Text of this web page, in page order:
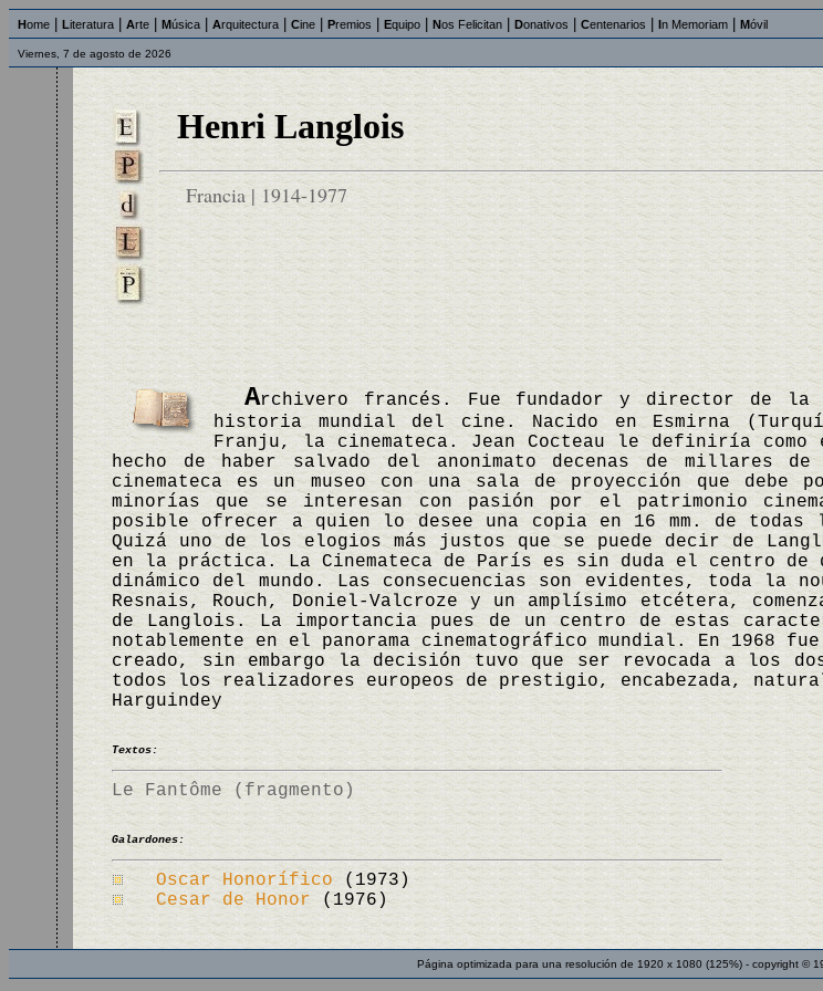
Home Literatura Arte Música Arquitectura Cine Premios Equipo Nos Felicitan Donativos Centenarios In Memoriam Móvil
Viernes, 7 de agosto de 2026
Henri Langlois
Francia | 1914-1977
Archivero francés. Fue fundador y director de la
historia mundial del cine. Nacido en Esmirna
Franju, la cinemateca. Jean Cocteau le definiría
hecho de haber salvado del anonimato decenas de millares
cinemateca es un museo con una sala de proyección que
minorías que se interesan con pasión por el patrimonio
posible ofrecer a quien lo desee una copia en 16 mm. de
Quizá uno de los elogios más justos que se puede decir de
en la práctica. La Cinemateca de París es sin duda el centro de
dinámico del mundo. Las consecuencias son evidentes, toda
Resnais, Rouch, Doniel-Valcroze y un amplísimo etcétera,
de Langlois. La importancia pues de un centro de estas
notablemente en el panorama cinematográfico mundial. En
creado, sin embargo la decisión tuvo que ser revocada a los
todos los realizadores europeos de prestigio, encabezada,
Harguindey
Textos:
Le Fantôme (fragmento)
Galardones:
Oscar Honorífico (1973)
Cesar de Honor (1976)
Página optimizada para una resolución de 1920 x 1080 (125%) - copyright ©